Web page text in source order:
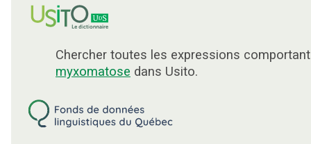
Chercher toutes les expressions
myxomatose dans Usito.